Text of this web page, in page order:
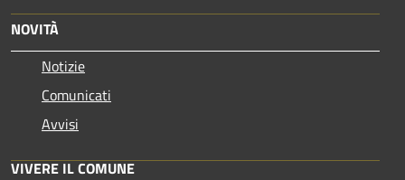
NOVITÀ
Notizie
Comunicati
Avvisi
VIVERE IL COMUNE